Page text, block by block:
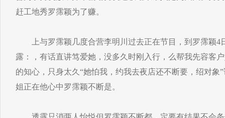
赶工地秀罗霈颖为了赚。
上与罗霈颖几度合营李明川过去正在节目，到罗霈颖4
露：，有话直讲笃爱她，没多久时刚入行，么帮我先容客
的知心，只身太久“她怕我，约我去夜店还不断要，绍对象
姐正在他心中罗霈颖不断是。